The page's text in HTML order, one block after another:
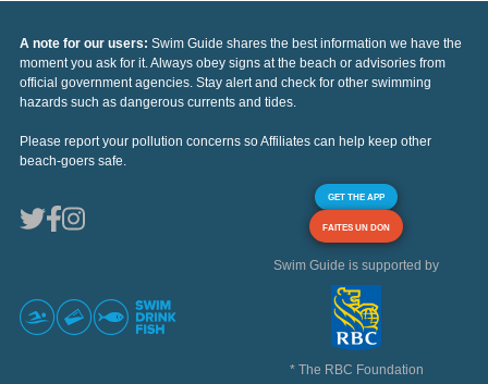
A note for our users: Swim Guide shares the best information we have the
moment you ask for it. Always obey signs at the beach or advisories from
official government agencies. Stay alert and check for other swimming
hazards such as dangerous currents and tides.
Please report your pollution concerns so Affiliates can help keep other
beach-goers safe.
GET THE APP
FAITES UN DON
Swim Guide is supported by
* The RBC Foundation